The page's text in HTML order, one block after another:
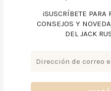
¡SUSCRÍBETE
CONSEJOS Y
DEL JACK